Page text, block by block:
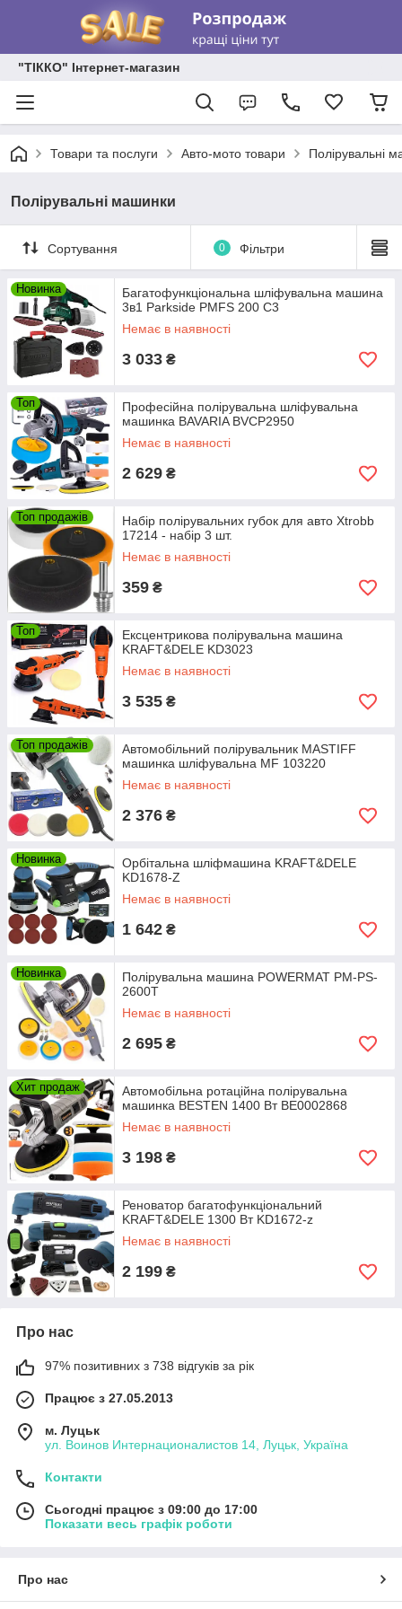
"ТІККО" Інтернет-магазин
Товари та послуги Авто-мото товари Полірувальні
Полірувальні машинки
Сортування 0 Фільтри
Новинка
Багатофункціональна шліфувальна машина
3в1 Parkside PMFS 200 C3
Немає в наявності
3 033 ₴
Топ
Професійна полірувальна шліфувальна
машинка BAVARIA BVCP2950
Немає в наявності
2 629 ₴
Топ продажів
Набір полірувальних губок для авто Xtrobb
17214 - набір 3 шт.
Немає в наявності
359 ₴
Топ
Ексцентрикова полірувальна машина
KRAFT&DELE KD3023
Немає в наявності
3 535 ₴
Топ продажів
Автомобільний полірувальник MASTIFF
машинка шліфувальна MF 103220
Немає в наявності
2 376 ₴
Новинка
Орбітальна шліфмашина KRAFT&DELE
KD1678-Z
Немає в наявності
1 642 ₴
Новинка
Полірувальна машина POWERMAT PM-PS-
2600T
Немає в наявності
2 695 ₴
Хит продаж
Автомобільна ротаційна полірувальна
машинка BESTEN 1400 Вт BE0002868
Немає в наявності
3 198 ₴
Реноватор багатофункціональний
KRAFT&DELE 1300 Вт KD1672-z
Немає в наявності
2 199 ₴
Про нас
97% позитивних з 738 відгуків за рік
Працює з 27.05.2013
м. Луцьк
ул. Воинов Интернационалистов 14, Луцьк, Україна
Контакти
Сьогодні працює з 09:00 до 17:00
Показати весь графік роботи
Про нас